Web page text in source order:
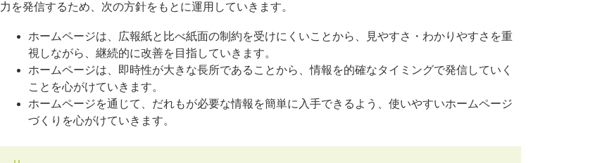
力を発信するため、次の方針をもとに運用していきます。
ホームページは、広報紙と比べ紙面の制約を受けにくいことから、見やすさ・わかりやすさを重
視しながら、継続的に改善を目指していきます。
ホームページは、即時性が大きな長所であることから、情報を的確なタイミングで発信していく
ことを心がけていきます。
ホームページを通じて、だれもが必要な情報を簡単に入手できるよう、使いやすいホームページ
づくりを心がけていきます。